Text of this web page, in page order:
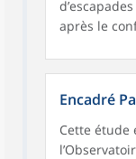
après le
Encadré
Cette étude